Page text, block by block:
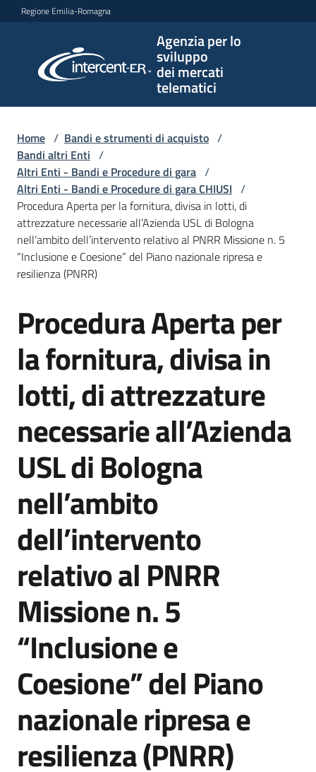
Vai al contenuto
Vai alla navigazione
Vai al footer
Regione Emilia-Romagna
Agenzia per lo
sviluppo
dei mercati
telematici
per lo
sviluppo
telematici
L'Agenzia
Bandi
e
di
acquisto
Supporto
Piattaforme
telematiche
English
site
Seguici
Home / Bandi e strumenti di acquisto /
Bandi altri Enti /
Altri Enti - Bandi e Procedure di gara /
Altri Enti - Bandi e Procedure di gara CHIUSI /
Procedura Aperta per la fornitura, divisa in lotti, di
attrezzature necessarie all’Azienda USL di Bologna
nell’ambito dell’intervento relativo al PNRR Missione n. 5
“Inclusione e Coesione” del Piano nazionale ripresa e
resilienza (PNRR)
Salta al contenuto
Procedura Aperta per
la fornitura, divisa in
lotti, di attrezzature
necessarie all’Azienda
USL di Bologna
nell’ambito
dell’intervento
relativo al PNRR
Missione n. 5
“Inclusione e
Coesione” del Piano
nazionale ripresa e
resilienza (PNRR)